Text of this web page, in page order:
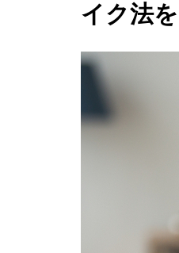
イク法